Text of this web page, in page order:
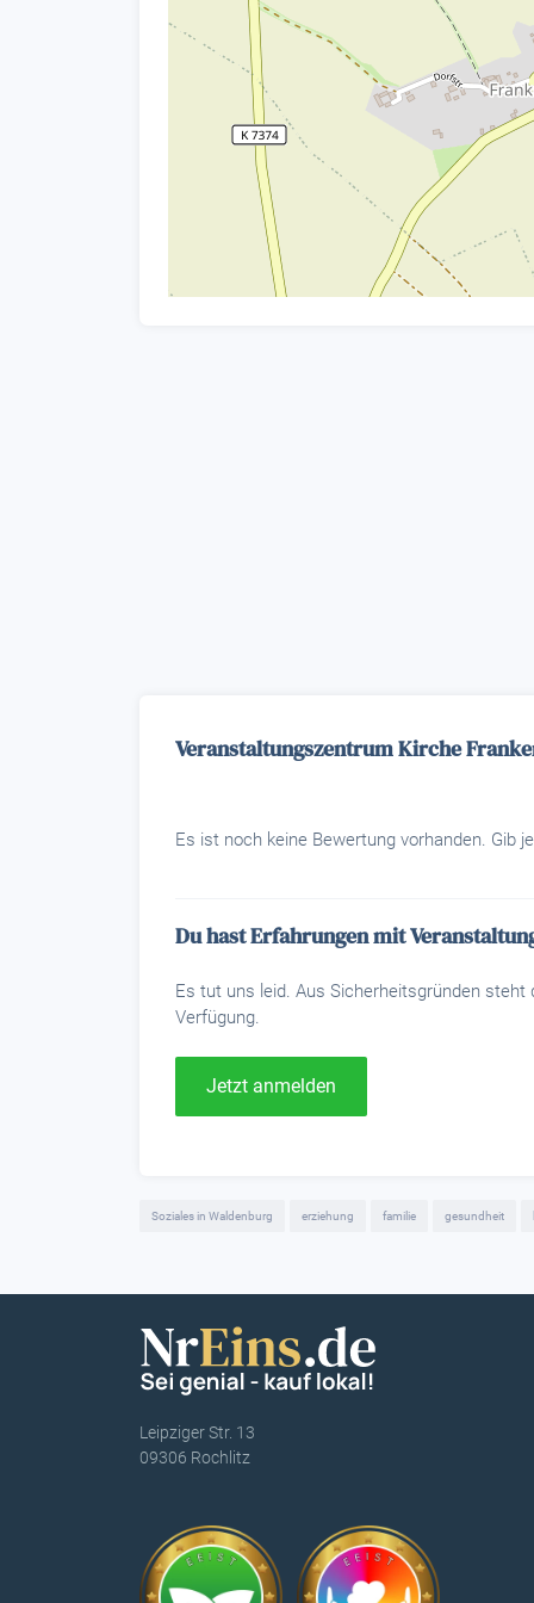
Veranstaltungszentrum Kirche
Es ist noch keine Bewertung vorhanden. Gib
Du hast Erfahrungen mit
Es tut uns leid. Aus Sicherheitsgründen
Verfügung.
Jetzt anmelden
Soziales in Waldenburg erziehung familie gesundheit
Leipziger Str. 13
09306 Rochlitz